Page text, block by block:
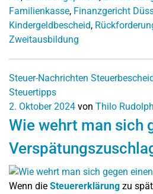
Familienkasse, Finanzgericht
Kindergeldbescheid,
Zweitausbildung
Steuer-Nachrichten
Steuertipps
2. Oktober 2024 von Thilo Rudolph
Wie wehrt man sich
Wenn die Steuererklärung zu